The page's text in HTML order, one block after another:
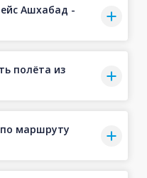
Ашхабад -
полёта из
маршруту